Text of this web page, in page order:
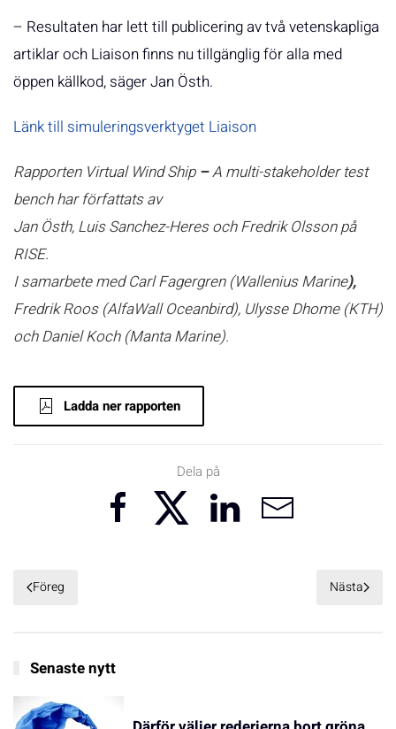
– Resultaten har lett till publicering av två vetenskapliga
artiklar och Liaison finns nu tillgänglig för alla med
öppen källkod, säger Jan Östh.
Länk till simuleringsverktyget Liaison
Rapporten Virtual Wind Ship–A multi-stakeholder test
bench har författats av
Jan Östh, Luis Sanchez-Heres och Fredrik Olsson på
RISE.
I samarbete med Carl Fagergren (Wallenius Marine),
Fredrik Roos (AlfaWall Oceanbird), Ulysse Dhome (KTH)
och Daniel Koch (Manta Marine).
Ladda ner rapporten
Dela på
Föreg Nästa
Senaste nytt